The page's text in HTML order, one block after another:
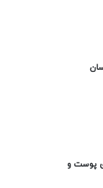
پوست و